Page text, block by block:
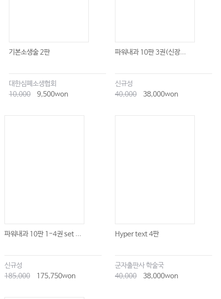
기본소생술 2판
대한심폐소생협회
10,000
9,500won
파워내과 10판 3권(신장...
신규성
40,000
38,000won
파워내과 10판 1-4권 set ...
신규성
185,000
175,750won
Hyper text 4판
군자출판사 학술국
40,000
38,000won